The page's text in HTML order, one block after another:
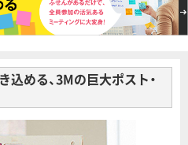
める、3Mの巨大ポスト・